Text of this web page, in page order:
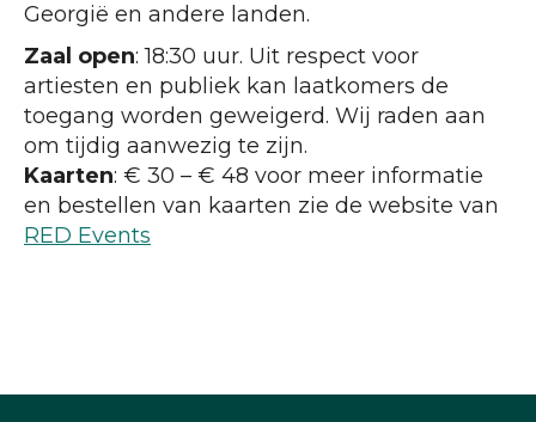
Georgië en andere landen.
Zaal open: 18:30 uur. Uit respect voor
artiesten en publiek kan laatkomers de
toegang worden geweigerd. Wij raden aan
om tijdig aanwezig te zijn.
Kaarten: € 30 – € 48 voor meer informatie
en bestellen van kaarten zie de website van
RED Events